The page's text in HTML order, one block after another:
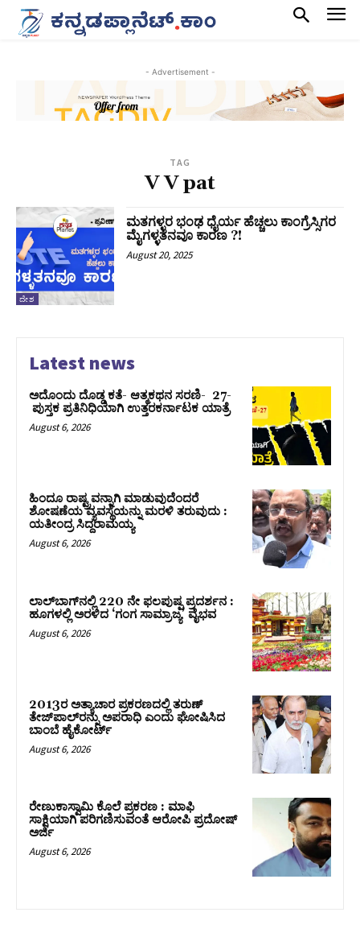
- Advertisement -
TAG
V V pat
ದೇಶ
ಮತಗಳ್ಳರ ಭಂಢ ಧೈರ್ಯ ಹೆಚ್ಚಲು ಕಾಂಗ್ರೆಸ್ಸಿಗರ
ಮೈಗಳ್ಳತನವೂ ಕಾರಣ ?!‌
August 20, 2025
Latest news
ಅದೊಂದು ದೊಡ್ಡ ಕತೆ- ಆತ್ಮಕಥನ ಸರಣಿ- 27-
ಪುಸ್ತಕ ಪ್ರತಿನಿಧಿಯಾಗಿ ಉತ್ತರಕರ್ನಾಟಕ ಯಾತ್ರೆ
August 6, 2026
ಹಿಂದೂ ರಾಷ್ಟ್ರವನ್ನಾಗಿ ಮಾಡುವುದೆಂದರೆ
ಶೋಷಣೆಯ ವ್ಯವಸ್ಥೆಯನ್ನು ಮರಳಿ ತರುವುದು :
ಯತೀಂದ್ರ ಸಿದ್ದರಾಮಯ್ಯ
August 6, 2026
ಲಾಲ್‍ಬಾಗ್‍ನಲ್ಲಿ 220 ನೇ ಫಲಪುಷ್ಪ ಪ್ರದರ್ಶನ :
ಹೂಗಳಲ್ಲಿ ಅರಳಿದ ‘ಗಂಗ ಸಾಮ್ರಾಜ್ಯ’ ವೈಭವ
August 6, 2026
2013ರ ಅತ್ಯಾಚಾರ ಪ್ರಕರಣದಲ್ಲಿ ತರುಣ್
ತೇಜ್‌ಪಾಲ್‌ರನ್ನು ಅಪರಾಧಿ ಎಂದು ಘೋಷಿಸಿದ
ಬಾಂಬೆ ಹೈಕೋರ್ಟ್
August 6, 2026
ರೇಣುಕಾಸ್ವಾಮಿ ಕೊಲೆ ಪ್ರಕರಣ : ಮಾಫಿ
ಸಾಕ್ಷಿಯಾಗಿ ಪರಿಗಣಿಸುವಂತೆ ಆರೋಪಿ ಪ್ರದೋಷ್‌
ಅರ್ಜಿ
August 6, 2026